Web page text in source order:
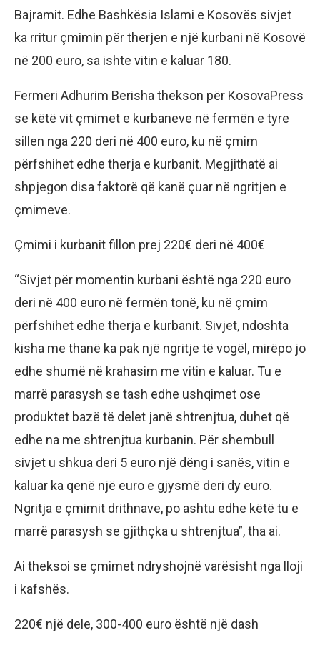
Bajramit. Edhe Bashkësia Islami e Kosovës sivjet
ka rritur çmimin për therjen e një kurbani në Kosovë
në 200 euro, sa ishte vitin e kaluar 180.
Fermeri Adhurim Berisha thekson për KosovaPress
se këtë vit çmimet e kurbaneve në fermën e tyre
sillen nga 220 deri në 400 euro, ku në çmim
përfshihet edhe therja e kurbanit. Megjithatë ai
shpjegon disa faktorë që kanë çuar në ngritjen e
çmimeve.
Çmimi i kurbanit fillon prej 220€ deri në 400€
“Sivjet për momentin kurbani është nga 220 euro
deri në 400 euro në fermën tonë, ku në çmim
përfshihet edhe therja e kurbanit. Sivjet, ndoshta
kisha me thanë ka pak një ngritje të vogël, mirëpo jo
edhe shumë në krahasim me vitin e kaluar. Tu e
marrë parasysh se tash edhe ushqimet ose
produktet bazë të delet janë shtrenjtua, duhet që
edhe na me shtrenjtua kurbanin. Për shembull
sivjet u shkua deri 5 euro një dëng i sanës, vitin e
kaluar ka qenë një euro e gjysmë deri dy euro.
Ngritja e çmimit drithnave, po ashtu edhe këtë tu e
marrë parasysh se gjithçka u shtrenjtua”, tha ai.
Ai theksoi se çmimet ndryshojnë varësisht nga lloji
i kafshës.
220€ një dele, 300-400 euro është një dash